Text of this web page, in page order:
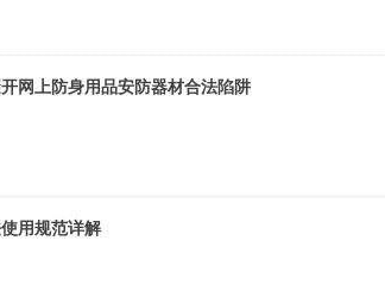
网上防身用品安防器材合法陷阱
用规范详解